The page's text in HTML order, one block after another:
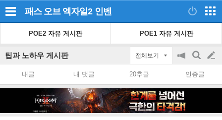
패스 오브 엑자일2 인벤
POE2 자유 게시판 POE1 자유 게시판
팁과 노하우 게시판 전체보기
공
on/off
검
색
글
쓰
내글 내 댓글 20추글 인증글